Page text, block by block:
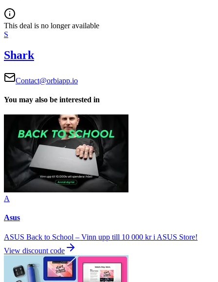
This deal is no longer available
S
Shark
Contact@orbiapp.io
You may also be interested in
A
Asus
ASUS Back to School – Vinn upp till 10 000 kr i ASUS Store!
View discount code